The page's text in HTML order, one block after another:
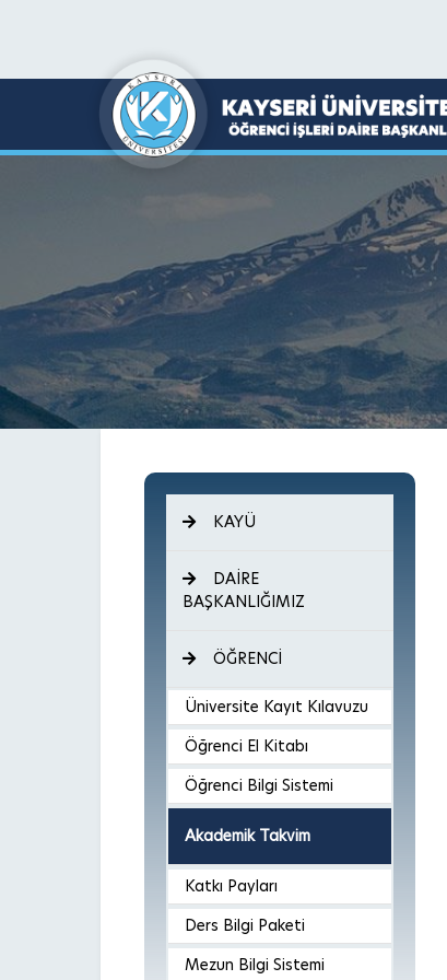
KAYÜ
DAİRE
BAŞKANLIĞIMIZ
ÖĞRENCİ
Üniversite Kayıt Kılavuzu
Öğrenci El Kitabı
Öğrenci Bilgi Sistemi
Akademik Takvim
Katkı Payları
Ders Bilgi Paketi
Mezun Bilgi Sistemi